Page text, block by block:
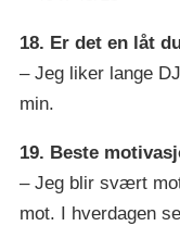
18. Er det en låt
– Jeg liker lange
min.
19. Beste
– Jeg blir svært
mot. I hverdagen